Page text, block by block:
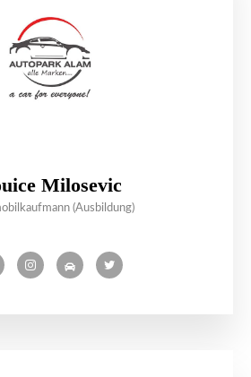
Milosevic
(Ausbildung)